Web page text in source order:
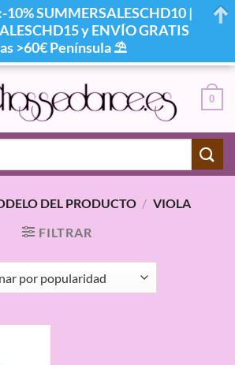
0
DEL PRODUCTO / VIOLA
FILTRAR
SUMMERSALESCHD10 |
y ENVÍO GRATIS
>60€ Península ⛱